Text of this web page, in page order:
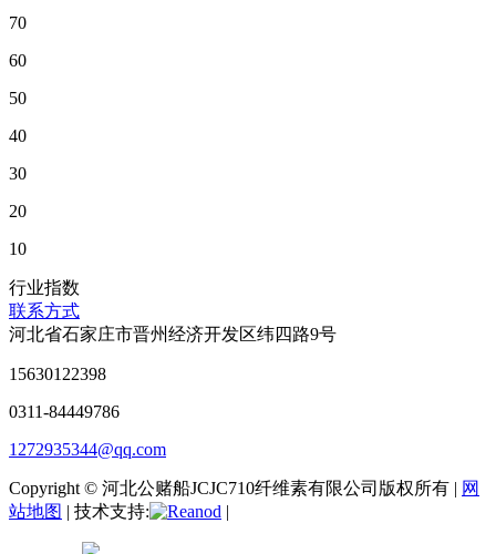
70
60
50
40
30
20
10
行业指数
联系方式
河北省石家庄市晋州经济开发区纬四路9号
15630122398
0311-84449786
1272935344@qq.com
Copyright © 河北公赌船JCJC710纤维素有限公司版权所有 | 网
站地图 | 技术支持: |